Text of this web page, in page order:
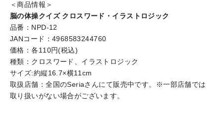
＜商品情報＞
脳の体操クイズ クロスワード・イラストロジック
品番：NPD-12
JANコード：4968583244760
価格：各110円(税込)
種類：クロスワード、イラストロジック
サイズ:約縦16.7×横11cm
取扱店舗：全国のSeriaさんにて販売中です。※一部店舗では
取り扱いがない場合がございます。